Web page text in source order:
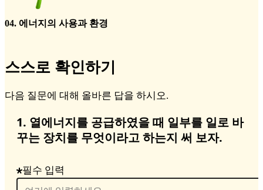
04. 에너지의 사용과 환경
스스로 확인하기
다음 질문에 대해 올바른 답을 하시오.
1. 열에너지를 공급하였을 때 일부를 일로 바
꾸는 장치를 무엇이라고 하는지 써 보자.
필수 입력